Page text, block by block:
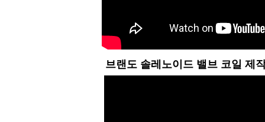
브랜도 솔레노이드 밸브 코일 제